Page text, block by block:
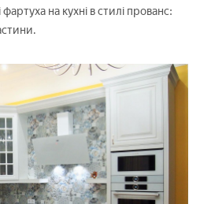
на кухні в стилі прованс: